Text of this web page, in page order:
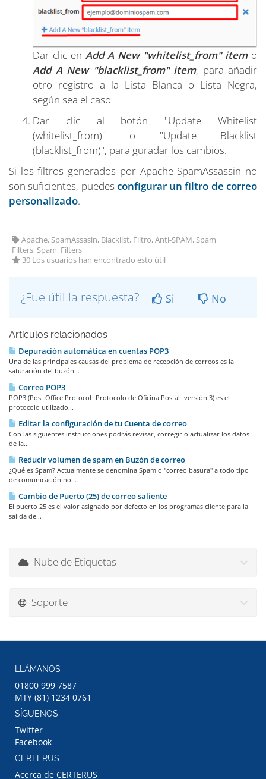
Dar clic en Add A New "whitelist_from" itemo
Add A New "blacklist_from" item, para añadir
otro registro a la Lista Blanca o Lista Negra,
según sea el caso
Dar clic al botón "Update Whitelist
(whitelist_from)" o "Update Blacklist
(blacklist_from)", para guradar los cambios.
Si los filtros generados por Apache SpamAssassin no
son suficientes, puedes configurar un filtro de correo
personalizado.
Apache, SpamAssasin, Blacklist, Filtro, Anti-SPAM, Spam
Filters, Spam, Filters
30 Los usuarios han encontrado esto útil
¿Fue útil la respuesta? Si No
Artículos relacionados
Depuración automática en cuentas POP3
Una de las principales causas del problema de recepción de correos es la
saturación del buzón...
Correo POP3
POP3 (Post Office Protocol -Protocolo de Oficina Postal- versión 3) es el
protocolo utilizado...
Editar la configuración de tu Cuenta de correo
Con las siguientes instrucciones podrás revisar, corregir o actualizar los datos
de la...
Reducir volumen de spam en Buzón de correo
¿Qué es Spam? Actualmente se denomina Spam o "correo basura" a todo tipo
de comunicación no...
Cambio de Puerto (25) de correo saliente
El puerto 25 es el valor asignado por defecto en los programas cliente para la
salida de...
Nube de Etiquetas
Soporte
LLÁMANOS
01800 999 7587
MTY (81) 1234 0761
SÍGUENOS
Twitter
Facebook
CERTERUS
Acerca de CERTERUS